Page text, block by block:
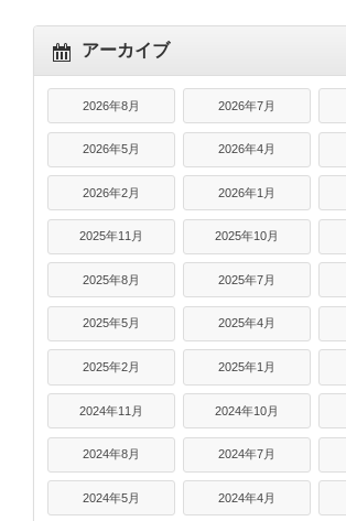
アーカイブ
2026年8月 2026年7月
2026年5月 2026年4月
2026年2月 2026年1月
2025年11月 2025年10月
2025年8月 2025年7月
2025年5月 2025年4月
2025年2月 2025年1月
2024年11月 2024年10月
2024年8月 2024年7月
2024年5月 2024年4月